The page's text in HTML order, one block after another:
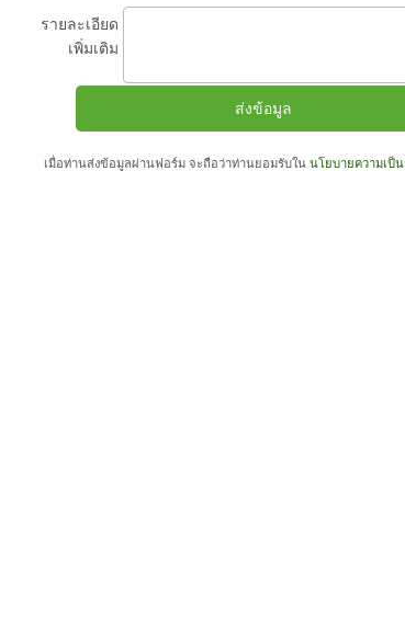
รายละเอียด
เพิ่มเติม
เมื่อท่านส่งข้อมูลผ่านฟอร์ม จะถือว่าท่านยอมรับในนโยบายความเป็